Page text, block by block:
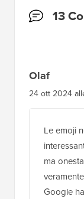
13
Olaf
24 ott 2024
Le emoji
ma
Google